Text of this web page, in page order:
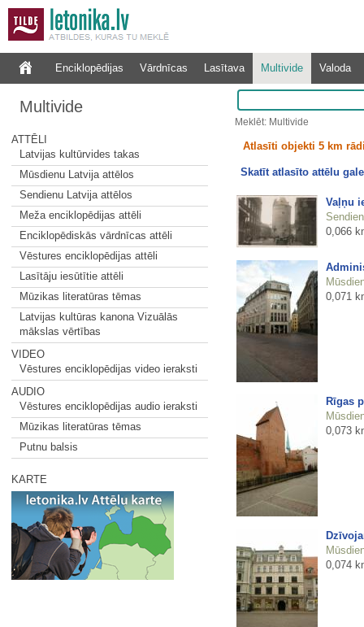
Enciklopēdijas Vārdnīcas Lasītava Multivide Valoda
Multivide
ATTĒLI
Latvijas kultūrvides takas
Mūsdienu Latvija attēlos
Sendienu Latvija attēlos
Meža enciklopēdijas attēli
Enciklopēdiskās vārdnīcas attēli
Vēstures enciklopēdijas attēli
Lasītāju iesūtītie attēli
Mūzikas literatūras tēmas
Latvijas kultūras kanona Vizuālās
mākslas vērtības
VIDEO
Vēstures enciklopēdijas video ieraksti
AUDIO
Vēstures enciklopēdijas audio ieraksti
Mūzikas literatūras tēmas
Putnu balsis
KARTE
Meklēt: Multivide
Atlasīti objekti 5 km
Skatīt atlasīto attēlu
Vaļņu
0,066
0,071
Rīgas
0,073
0,074